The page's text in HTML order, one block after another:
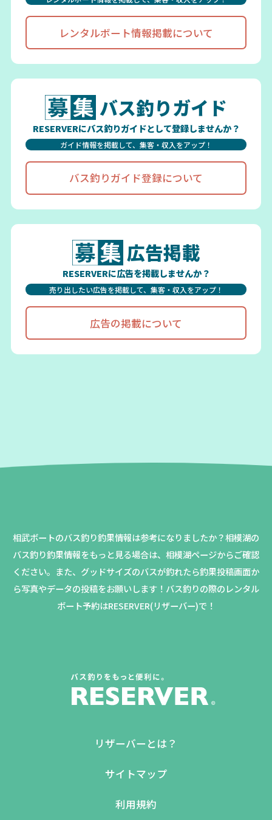
レンタルボート情報掲載について
バス釣りガイド
RESERVERにバス釣りガイドとして登録しませんか？
ガイド情報を掲載して、集客・収入をアップ！
バス釣りガイド登録について
広告掲載
RESERVERに広告を掲載しませんか？
売り出したい広告を掲載して、集客・収入をアップ！
広告の掲載について
相武ボートのバス釣り釣果情報は参考になりましたか？相模湖の
バス釣り釣果情報をもっと見る場合は、相模湖ページからご確認
ください。 また、グッドサイズのバスが釣れたら釣果投稿画面か
ら写真やデータの投稿をお願いします！バス釣りの際のレンタル
ボート予約はRESERVER(リザーバー)で！
リザーバーとは？
サイトマップ
利用規約